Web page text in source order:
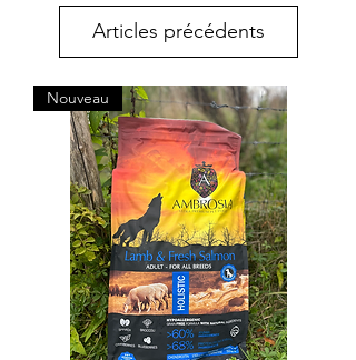
Articles précédents
Nouveau